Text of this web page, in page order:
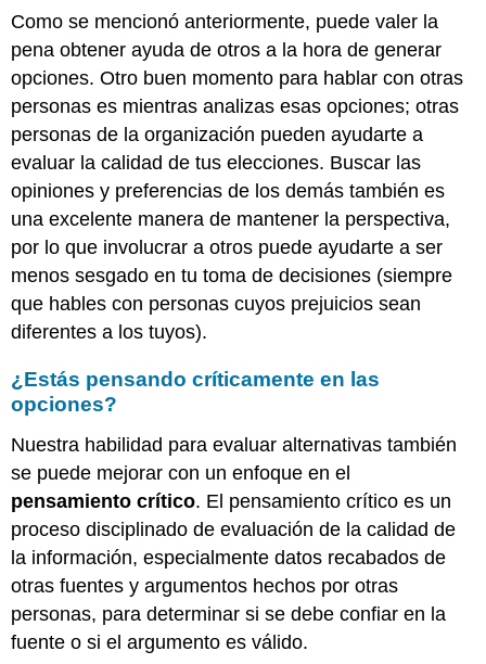
Como se mencionó anteriormente, puede valer la
pena obtener ayuda de otros a la hora de generar
opciones. Otro buen momento para hablar con otras
personas es mientras analizas esas opciones; otras
personas de la organización pueden ayudarte a
evaluar la calidad de tus elecciones. Buscar las
opiniones y preferencias de los demás también es
una excelente manera de mantener la perspectiva,
por lo que involucrar a otros puede ayudarte a ser
menos sesgado en tu toma de decisiones (siempre
que hables con personas cuyos prejuicios sean
diferentes a los tuyos).
¿Estás pensando críticamente en las
opciones?
Nuestra habilidad para evaluar alternativas también
se puede mejorar con un enfoque en el
pensamiento crítico. El pensamiento crítico es un
proceso disciplinado de evaluación de la calidad de
la información, especialmente datos recabados de
otras fuentes y argumentos hechos por otras
personas, para determinar si se debe confiar en la
fuente o si el argumento es válido.